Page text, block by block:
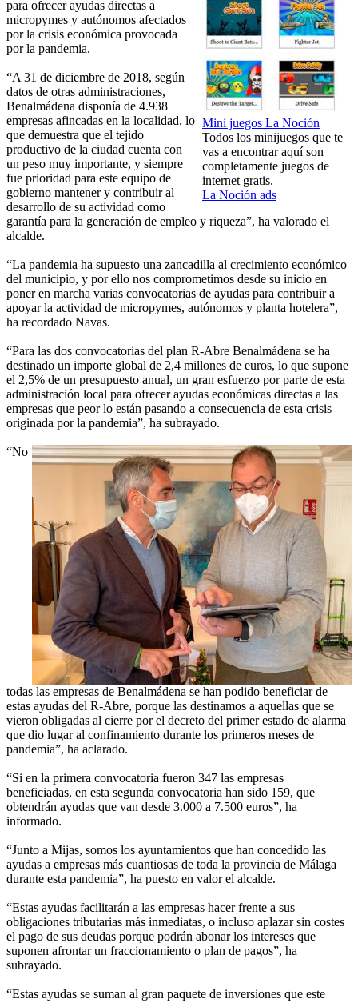
Mini juegos La Noción
Todos los minijuegos que te
vas a encontrar aquí son
completamente juegos de
internet gratis.
La Noción ads
para ofrecer ayudas directas a
micropymes y autónomos afectados
por la crisis económica provocada
por la pandemia.
“A 31 de diciembre de 2018, según
datos de otras administraciones,
Benalmádena disponía de 4.938
empresas afincadas en la localidad, lo
que demuestra que el tejido
productivo de la ciudad cuenta con
un peso muy importante, y siempre
fue prioridad para este equipo de
gobierno mantener y contribuir al
desarrollo de su actividad como
garantía para la generación de empleo y riqueza”, ha valorado el
alcalde.
“La pandemia ha supuesto una zancadilla al crecimiento económico
del municipio, y por ello nos comprometimos desde su inicio en
poner en marcha varias convocatorias de ayudas para contribuir a
apoyar la actividad de micropymes, autónomos y planta hotelera”,
ha recordado Navas.
“Para las dos convocatorias del plan R-Abre Benalmádena se ha
destinado un importe global de 2,4 millones de euros, lo que supone
el 2,5% de un presupuesto anual, un gran esfuerzo por parte de esta
administración local para ofrecer ayudas económicas directas a las
empresas que peor lo están pasando a consecuencia de esta crisis
originada por la pandemia”, ha subrayado.
“No
todas las empresas de Benalmádena se han podido beneficiar de
estas ayudas del R-Abre, porque las destinamos a aquellas que se
vieron obligadas al cierre por el decreto del primer estado de alarma
que dio lugar al confinamiento durante los primeros meses de
pandemia”, ha aclarado.
“Si en la primera convocatoria fueron 347 las empresas
beneficiadas, en esta segunda convocatoria han sido 159, que
obtendrán ayudas que van desde 3.000 a 7.500 euros”, ha
informado.
“Junto a Mijas, somos los ayuntamientos que han concedido las
ayudas a empresas más cuantiosas de toda la provincia de Málaga
durante esta pandemia”, ha puesto en valor el alcalde.
“Estas ayudas facilitarán a las empresas hacer frente a sus
obligaciones tributarias más inmediatas, o incluso aplazar sin costes
el pago de sus deudas porque podrán abonar los intereses que
suponen afrontar un fraccionamiento o plan de pagos”, ha
subrayado.
“Estas ayudas se suman al gran paquete de inversiones que este